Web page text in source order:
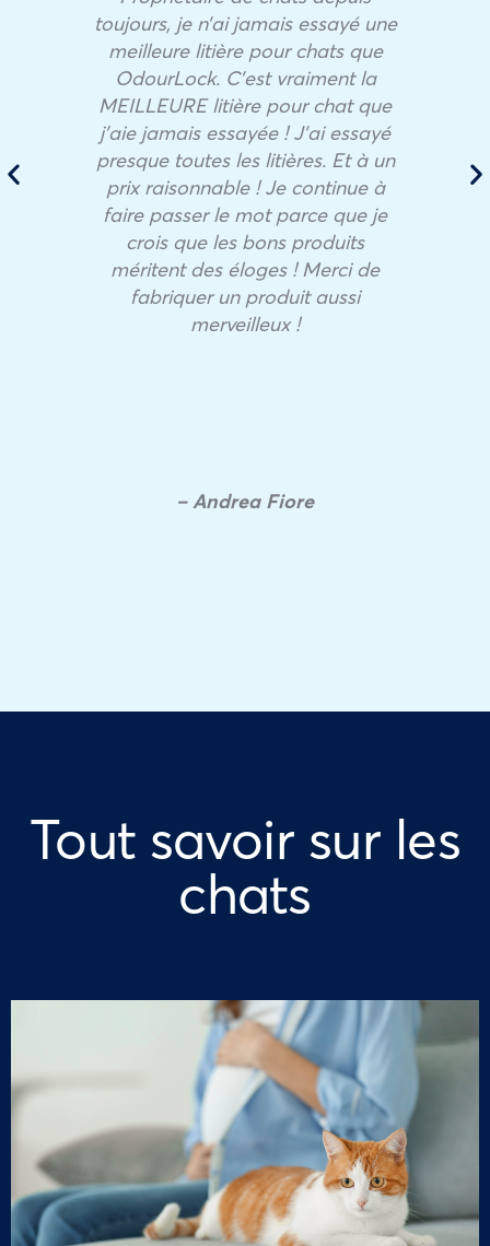
toujours, je n’ai jamais essayé une
meilleure litière pour chats que
OdourLock. C’est vraiment la
MEILLEURE litière pour chat que
j’aie jamais essayée ! J’ai essayé
presque toutes les litières. Et à un
prix raisonnable ! Je continue à
faire passer le mot parce que je
crois que les bons produits
méritent des éloges ! Merci de
fabriquer un produit aussi
merveilleux !
– Andrea Fiore
Tout savoir sur les
chats